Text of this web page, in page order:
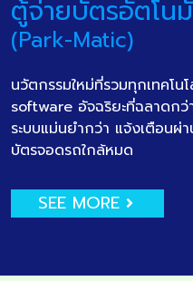
ตู้จ่ายบัตรอัตโน
(Park-Matic)
นวัตกรรมใหม่ที่รวมทุกเทคโ
software อัจฉริยะที่ฉลาดกว่
ระบบแม่นยำกว่า แจ้งเตือน
บัตรจอดรถใกล้หมด
SEE MORE